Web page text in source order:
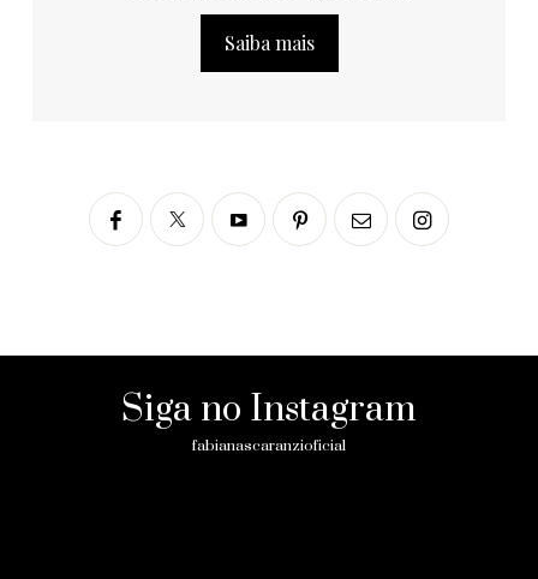
Saiba mais
Siga no Instagram
fabianascaranzioficial